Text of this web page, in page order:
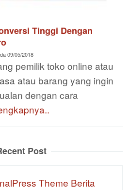
Tinggi Dengan
09/05/2018
pemilik toko online atau
atau barang yang ingin
dengan cara
Post
Theme Berita